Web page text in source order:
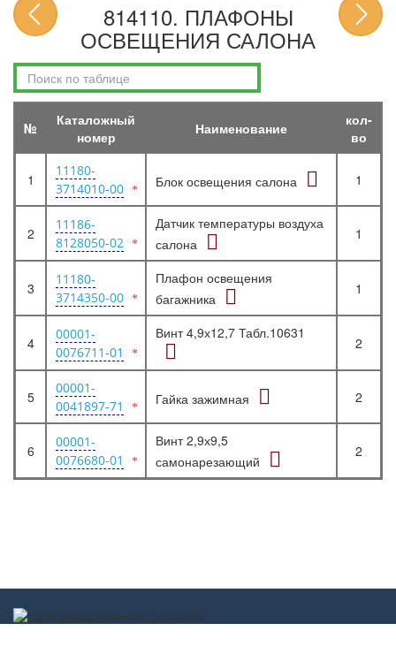
814110. ПЛАФОНЫ
ОСВЕЩЕНИЯ САЛОНА
№
Каталожный
номер
Наименование
кол-
во
1
11180-
3714010-00
Блок освещения салона 1
2
11186-
8128050-02
Датчик температуры воздуха
салона
1
3
11180-
3714350-00
Плафон освещения
багажника
1
4
00001-
0076711-01
Винт 4,9х12,7 Табл.10631
2
5
00001-
0041897-71
Гайка зажимная 2
6
00001-
0076680-01
Винт 2,9х9,5
самонарезающий
2